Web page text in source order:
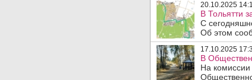
20.10.2025
В Тольятти
С
Об этом
17.10.2025
В
На комиссии